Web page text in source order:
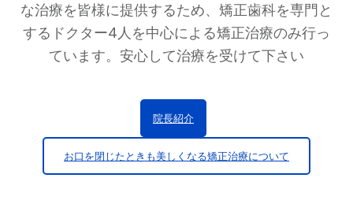
な治療を皆様に提供するため、矯正歯科を専門と
するドクター4人を中心による矯正治療のみ行っ
ています。安心して治療を受けて下さい
院長紹介
お口を閉じたときも美しくなる矯正治療について